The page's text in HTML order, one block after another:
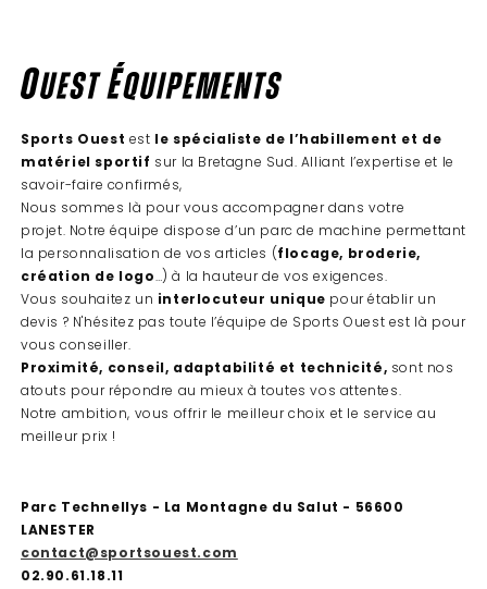
Sports Ouest est le spécialiste de l’habillement et de
matériel sportif sur la Bretagne Sud. Alliant l’expertise et le
savoir-faire confirmés,
Nous sommes là pour vous accompagner dans votre
projet. Notre équipe dispose d’un parc de machine permettant
la personnalisation de vos articles (flocage, broderie,
création de logo…) à la hauteur de vos exigences.
Vous souhaitez un interlocuteur unique pour établir un
devis ? N'hésitez pas toute l’équipe de Sports Ouest est là pour
vous conseiller.
Proximité, conseil, adaptabilité et technicité, sont nos
atouts pour répondre au mieux à toutes vos attentes.
Notre ambition, vous offrir le meilleur choix et le service au
meilleur prix !
Parc Technellys - La Montagne du Salut - 56600
LANESTER
contact@sportsouest.com
02.90.61.18.11